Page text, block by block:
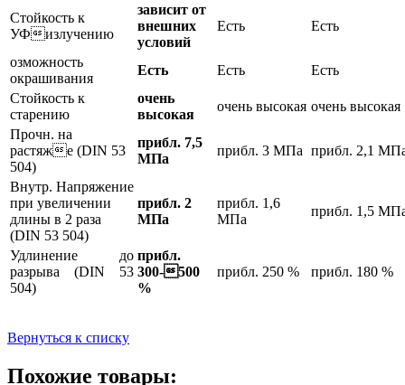
Стойкость к
УФизлучению
зависит от
внешних
условий
Есть Есть
озможность
окрашивания
Есть Есть
Есть
Стойкость к
старению
очень
высокая
очень высокая очень высокая
Прочн. на
растяже (DIN 53
504)
прибл. 7,5
МПа
прибл. 3 МПа прибл. 2,1
Внутр. Напряжение
при увеличении
длины в 2 раза
(DIN 53 504)
прибл. 2
МПа
прибл. 1,6
МПа
прибл. 1,5
Удлинение до
разрыва (DIN 53
504)
прибл.
300-500
%
прибл. 250 % прибл. 180 %
Вернуться к списку
Похожие товары: